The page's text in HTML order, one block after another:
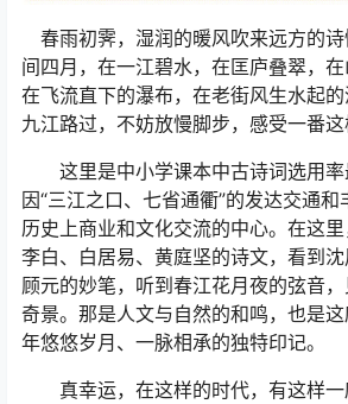
春雨初霁，湿润的暖风吹来远方的诗
间四月，在一江碧水，在匡庐叠翠，在
在飞流直下的瀑布，在老街风生水起
九江路过，不妨放慢脚步，感受一番这
这里是中小学课本中古诗词选用率
因“三江之口、七省通衢”的发达交通
历史上商业和文化交流的中心。在这里
李白、白居易、黄庭坚的诗文，看到沈
顾元的妙笔，听到春江花月夜的弦音
奇景。那是人文与自然的和鸣，也是
年悠悠岁月、一脉相承的独特印记。
真幸运，在这样的时代，有这样一